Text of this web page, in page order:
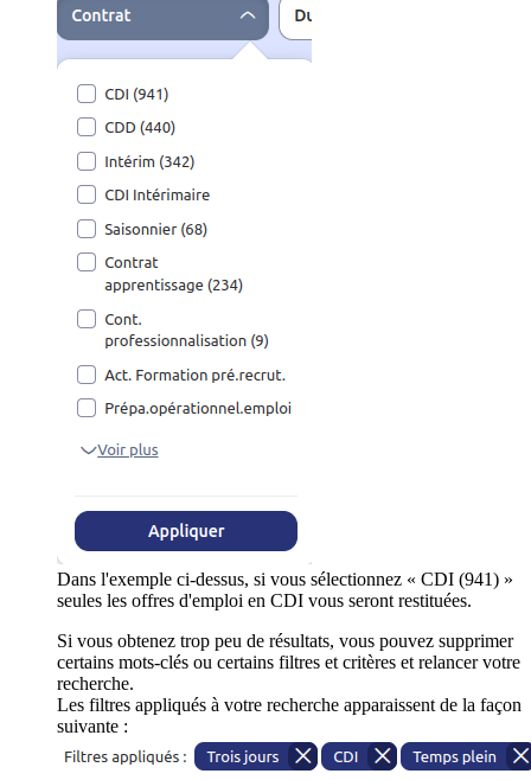
Dans l'exemple ci-dessus, si vous sélectionnez « CDI (941) »
seules les offres d'emploi en CDI vous seront restituées.
Si vous obtenez trop peu de résultats, vous pouvez supprimer
certains mots-clés ou certains filtres et critères et relancer votre
recherche.
Les filtres appliqués à votre recherche apparaissent de la façon
suivante :